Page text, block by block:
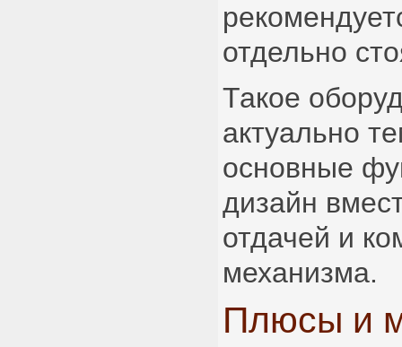
отдельно
Такое
актуально
основные
дизайн
отдачей и
механизма.
Плюсы и